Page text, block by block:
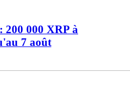
000 XRP à
7 août